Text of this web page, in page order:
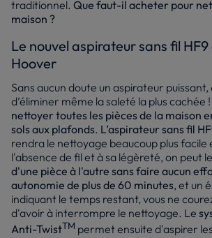
traditionnel. Que faut-il acheter pour
maison ?
Le nouvel aspirateur sans fil
Hoover
Sans aucun doute un aspirateur puissant,
d’éliminer même la saleté la plus cachée !
nettoyer toutes les pièces de la maison
sols aux plafonds. L’aspirateur sans fil
rendra le nettoyage beaucoup plus facile
l'absence de fil et à sa légèreté, on peut le
d'une pièce à l'autre sans faire aucun
autonomie de plus de 60 minutes, et un
indiquant le temps restant, vous ne
d'avoir à interrompre le nettoyage. Le
Anti-TwistTM permet ensuite d'aspirer